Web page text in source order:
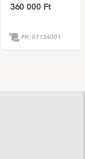
360 000 Ft
PK:07134001